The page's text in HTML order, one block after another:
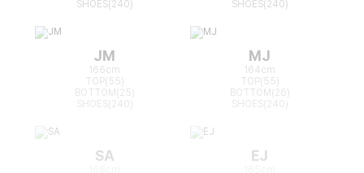
SHOES(240)
SHOES(240)
JM
166cm
TOP(55)
BOTTOM(25)
MJ
164cm
TOP(55)
BOTTOM(26)
SA EJ